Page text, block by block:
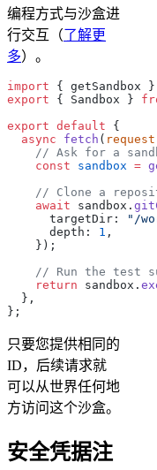
编程方式与沙盒进
行交互（了解更
多）。
import { getSandbox }
export { Sandbox }
export default {
  async
fetch ( request
// Ask for a
    const
sandbox =
// Clone a
    await
sandbox.
      targetDir:
"/
      depth:
1 ,
    });
// Run the test
    return
sandbox.
  },
};
只要您提供相同的
ID，后续请求就
可以从世界任何地
方访问这个沙盒。
安全凭据注